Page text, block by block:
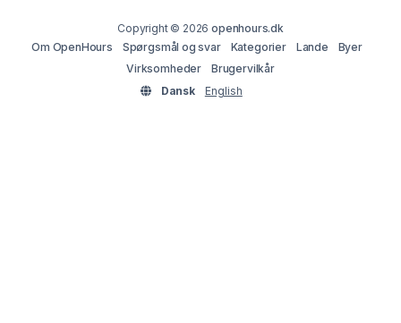
Copyright © 2026openhours.dk
Om OpenHours
Spørgsmål og svar Kategorier Lande
Byer
Virksomheder
Brugervilkår
Dansk
English